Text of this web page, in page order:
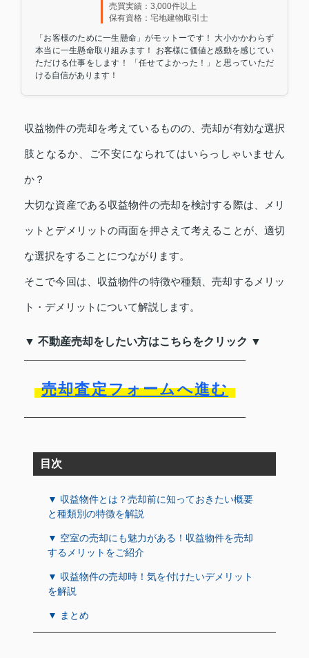
売買実績：3,000件以上
保有資格：宅地建物取引士
「お客様のために一生懸命」がモットーです！ 大小かかわらず
本当に一生懸命取り組みます！ お客様に価値と感動を感じてい
ただける仕事をします！ 「任せてよかった！」と思っていただ
ける自信があります！
収益物件の売却を考えているものの、売却が有効な選択
肢となるか、ご不安になられてはいらっしゃいません
か？
大切な資産である収益物件の売却を検討する際は、メリ
ットとデメリットの両面を押さえて考えることが、適切
な選択をすることにつながります。
そこで今回は、収益物件の特徴や種類、売却するメリッ
ト・デメリットについて解説します。
▼ 不動産売却をしたい方はこちらをクリック ▼
売却査定フォームへ進む
目次
▼ 収益物件とは？売却前に知っておきたい概要
と種類別の特徴を解説
▼ 空室の売却にも魅力がある！収益物件を売却
するメリットをご紹介
▼ 収益物件の売却時！気を付けたいデメリット
を解説
▼ まとめ